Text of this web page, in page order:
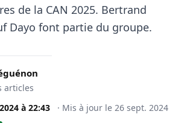
de la CAN 2025. Bertrand
Dayo font partie du groupe.
articles
à 22:43 · Mis à jour le 26 sept. 2024